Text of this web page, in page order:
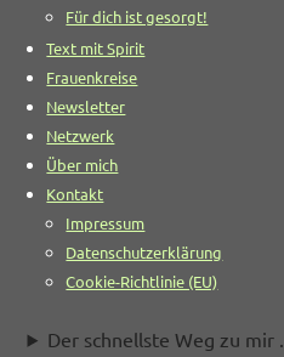
Für dich ist gesorgt!
Text mit Spirit
Frauenkreise
Newsletter
Netzwerk
Über mich
Kontakt
Impressum
Datenschutzerklärung
Cookie-Richtlinie (EU)
Der schnellste Weg zu mir ...